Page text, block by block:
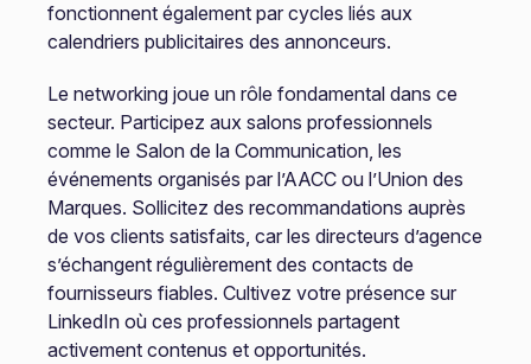
fonctionnent également par cycles liés aux
calendriers publicitaires des annonceurs.
Le networking joue un rôle fondamental dans ce
secteur. Participez aux salons professionnels
comme le Salon de la Communication, les
événements organisés par l’AACC ou l’Union des
Marques. Sollicitez des recommandations auprès
de vos clients satisfaits, car les directeurs d’agence
s’échangent régulièrement des contacts de
fournisseurs fiables. Cultivez votre présence sur
LinkedIn où ces professionnels partagent
activement contenus et opportunités.